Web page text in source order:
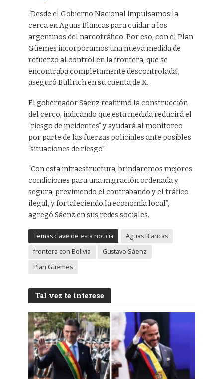
“Desde el Gobierno Nacional impulsamos la
cerca en Aguas Blancas para cuidar a los
argentinos del narcotráfico. Por eso, con el Plan
Güemes incorporamos una nueva medida de
refuerzo al control en la frontera, que se
encontraba completamente descontrolada”,
aseguró Bullrich en su cuenta de X.
El gobernador Sáenz reafirmó la construcción
del cerco, indicando que esta medida reducirá el
“riesgo de incidentes” y ayudará al monitoreo
por parte de las fuerzas policiales ante posibles
“situaciones de riesgo”.
“Con esta infraestructura, brindaremos mejores
condiciones para una migración ordenada y
segura, previniendo el contrabando y el tráfico
ilegal, y fortaleciendo la economía local”,
agregó Sáenz en sus redes sociales.
Temas clave de esta noticia
Aguas Blancas
frontera con Bolivia
Gustavo Sáenz
Plan Güemes
Tal vez te interese